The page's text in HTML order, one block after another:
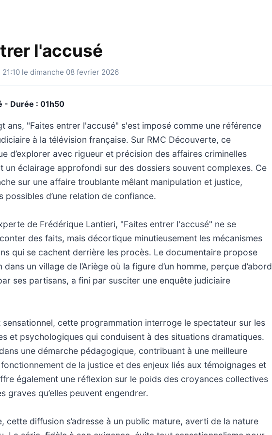
l'accusé
21:10 le dimanche 08 fevrier 2026
- Durée : 01h50
ans, "Faites entrer l'accusé" s'est imposé comme une référence
à la télévision française. Sur RMC Découverte, ce
d’explorer avec rigueur et précision des affaires criminelles
un éclairage approfondi sur des dossiers souvent complexes. Ce
sur une affaire troublante mêlant manipulation et justice,
possibles d’une relation de confiance.
de Frédérique Lantieri, "Faites entrer l'accusé" ne se
des faits, mais décortique minutieusement les mécanismes
qui se cachent derrière les procès. Le documentaire propose
dans un village de l’Ariège où la figure d’un homme, perçue d’abord
ses partisans, a fini par susciter une enquête judiciaire
sensationnel, cette programmation interroge le spectateur sur les
et psychologiques qui conduisent à des situations dramatiques.
dans une démarche pédagogique, contribuant à une meilleure
de la justice et des enjeux liés aux témoignages et
également une réflexion sur le poids des croyances collectives
graves qu’elles peuvent engendrer.
cette diffusion s’adresse à un public mature, averti de la nature